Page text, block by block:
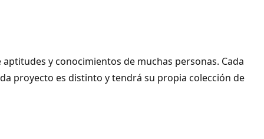
y conocimientos de muchas personas. Cada
proyecto es distinto y tendrá su propia colección de